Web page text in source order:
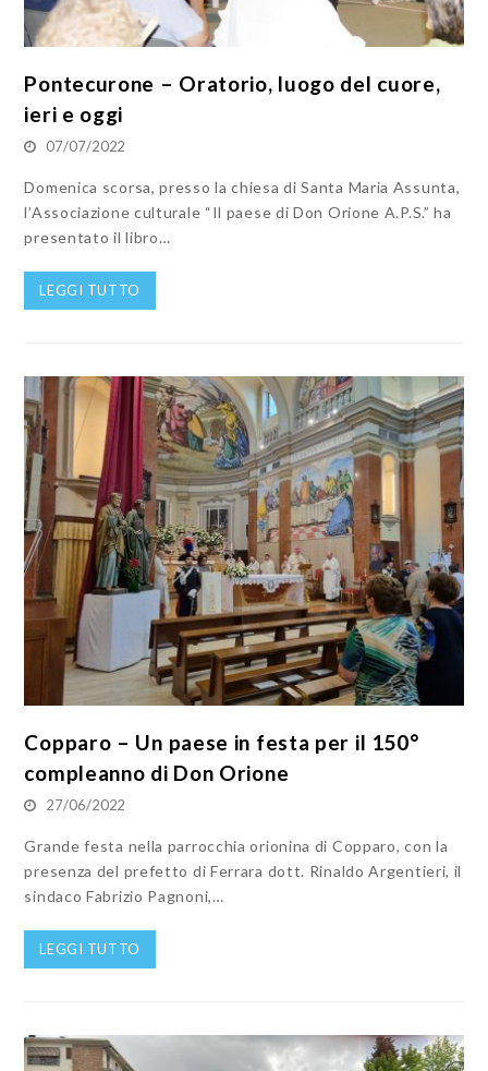
Pontecurone – Oratorio, luogo del cuore,
ieri e oggi
07/07/2022
Domenica scorsa, presso la chiesa di Santa Maria Assunta,
l’Associazione culturale “Il paese di Don Orione A.P.S.” ha
presentato il libro…
LEGGI TUTTO
Copparo – Un paese in festa per il 150°
compleanno di Don Orione
27/06/2022
Grande festa nella parrocchia orionina di Copparo, con la
presenza del prefetto di Ferrara dott. Rinaldo Argentieri, il
sindaco Fabrizio Pagnoni,…
LEGGI TUTTO